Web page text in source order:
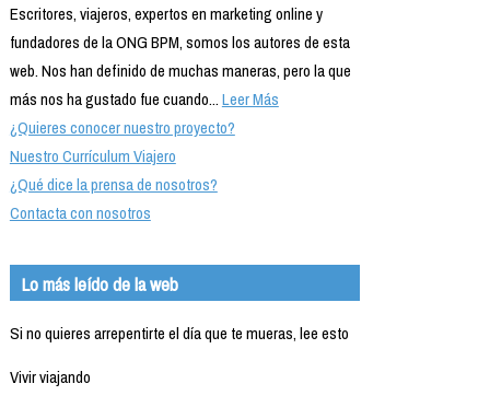
Escritores, viajeros, expertos en marketing online y
fundadores de la ONG BPM, somos los autores de esta
web. Nos han definido de muchas maneras, pero la que
más nos ha gustado fue cuando...Leer Más
¿Quieres conocer nuestro proyecto?
Nuestro Currículum Viajero
¿Qué dice la prensa de nosotros?
Contacta con nosotros
Lo más leído de la web
Si no quieres arrepentirte el día que te mueras, lee esto
Vivir viajando